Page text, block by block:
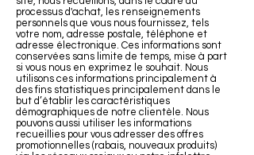
processus d'achat, les renseignements
personnels que vous nous fournissez, tels
votre nom, adresse postale, téléphone et
adresse électronique. Ces informations sont
conservées sans limite de temps, mise à part
si vous nous en exprimez le souhait. Nous
utilisons ces informations principalement à
des fins statistiques principalement dans le
but d’établir les caractéristiques
démographiques de notre clientèle. Nous
pouvons aussi utiliser les informations
recueillies pour vous adresser des offres
promotionnelles (rabais, nouveaux produits)